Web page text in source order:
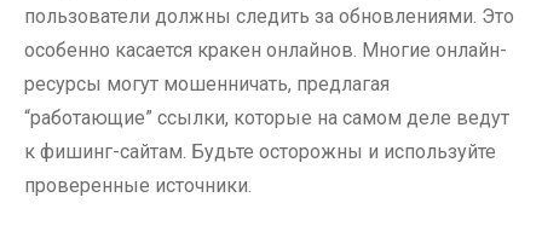
пользователи должны следить за обновлениями. Это
особенно касается кракен онлайнов. Многие онлайн-
ресурсы могут мошенничать, предлагая
“работающие” ссылки, которые на самом деле ведут
к фишинг-сайтам. Будьте осторожны и используйте
проверенные источники.